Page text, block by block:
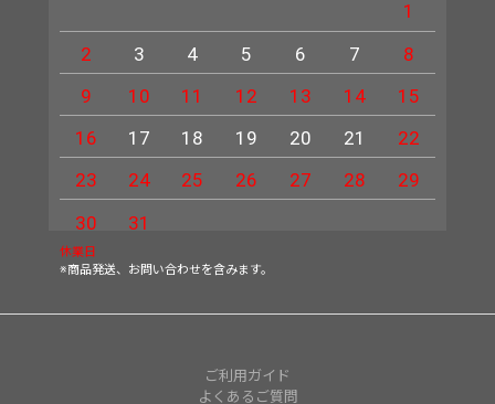
1
2
3 4 5 6 7
8
9
10 11 12 13 14
15
16
17 18 19 20 21
22
23
24 25 26 27 28
29
30
31
休業日
※商品発送、お問い合わせを含みます。
ご利用ガイド
よくあるご質問